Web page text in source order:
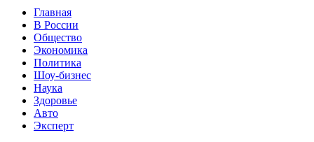
Главная
В России
Общество
Экономика
Политика
Шоу-бизнес
Наука
Здоровье
Авто
Эксперт